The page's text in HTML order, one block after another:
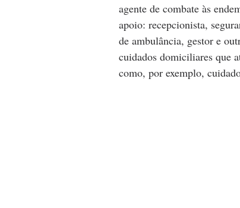
agente de combate às
apoio: recepcionista,
de ambulância, gestor e
cuidados domiciliares que
como, por exemplo,